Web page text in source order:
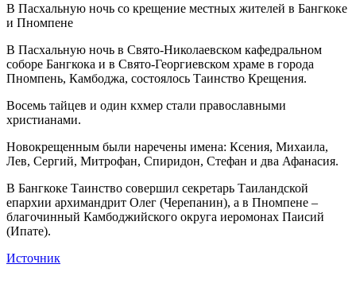
В Пасхальную ночь со крещение местных жителей в Бангкоке
и Пномпене
В Пасхальную ночь в Свято-Николаевском кафедральном
соборе Бангкока и в Свято-Георгиевском храме в города
Пномпень, Камбоджа, состоялось Таинство Крещения.
Восемь тайцев и один кхмер стали православными
христианами.
Новокрещенным были наречены имена: Ксения, Михаила,
Лев, Сергий, Митрофан, Спиридон, Стефан и два Афанасия.
В Бангкоке Таинство совершил секретарь Таиландской
епархии архимандрит Олег (Черепанин), а в Пномпене –
благочинный Камбоджийского округа иеромонах Паисий
(Ипате).
Источник